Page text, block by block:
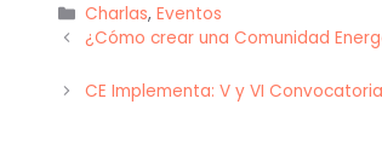
Categorías
Charlas, Eventos
¿Cómo crear una Comunidad
CE Implementa: V y VI Convocatoria